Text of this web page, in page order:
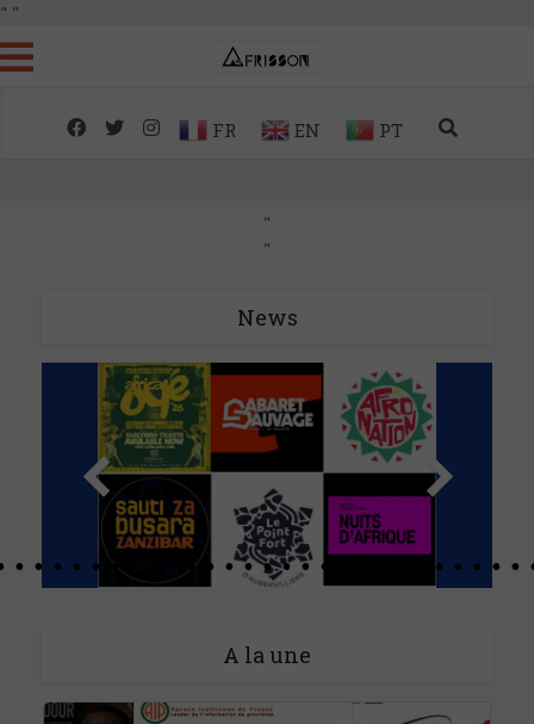
" "
FR EN PT
"
"
News
A la une